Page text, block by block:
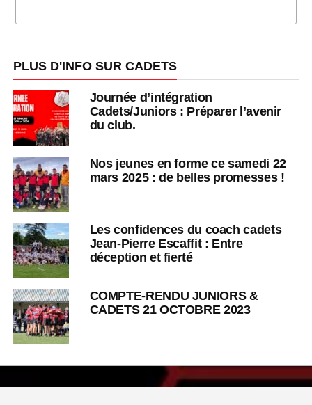
PLUS D'INFO SUR CADETS
Journée d’intégration
Cadets/Juniors : Préparer l’avenir
du club.
Nos jeunes en forme ce samedi 22
mars 2025 : de belles promesses !
Les confidences du coach cadets
Jean-Pierre Escaffit : Entre
déception et fierté
COMPTE-RENDU JUNIORS &
CADETS 21 OCTOBRE 2023